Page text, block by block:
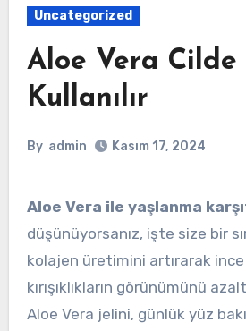
Uncategorized
Aloe Vera Cilde
Kullanılır
By admin Kasım 17, 2024
Aloe Vera ile yaşlanma
düşünüyorsanız, işte size bir
kolajen üretimini artırarak
kırışıklıkların görünümünü
Aloe Vera jelini, günlük yüz